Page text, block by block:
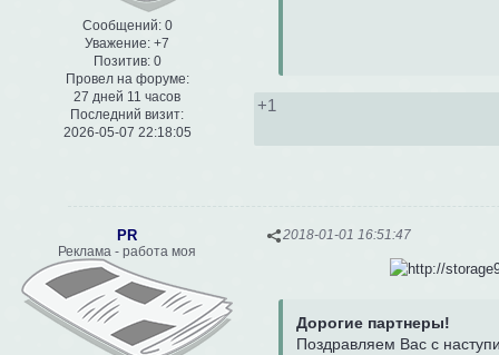
Сообщений:0
Уважение: +7
Позитив: 0
Провел на форуме:
27 дней 11 часов
Последний визит:
2026-05-07 22:18:05
+1
2018-01-01 16:51:47
PR
Реклама - работа моя
Дорогие партнеры!
Поздравляем Вас с